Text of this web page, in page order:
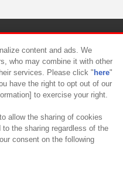
スタマーハラスメント対応方針
content and ads. We
who may combine it with other
services. Please click " here"
have the right to opt out of our
to exercise your right.
allow the sharing of cookies
the sharing regardless of the
consent on the following